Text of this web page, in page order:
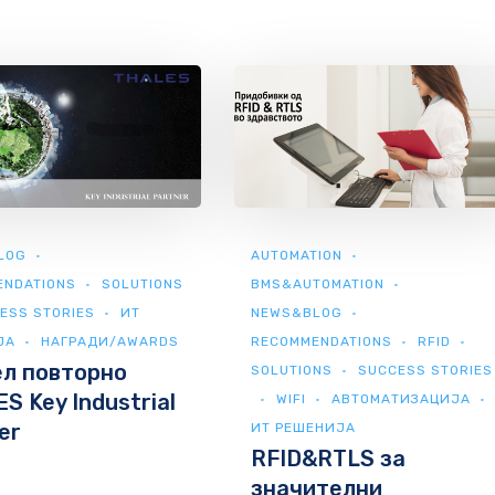
SOLUTIONS
STORIES
ИТ
НАГРАДИ/AWARDS
повторно
Key Industrial
AUTOMATION
BMS&AUTOMATION
NEWS&BLOG
RECOMMENDATIONS
RFID
SOLUTIONS
SUCCESS STORIES
WIFI
АВТОМАТИЗАЦИЈА
ИТ РЕШЕНИЈА
RFID&RTLS за
значителни